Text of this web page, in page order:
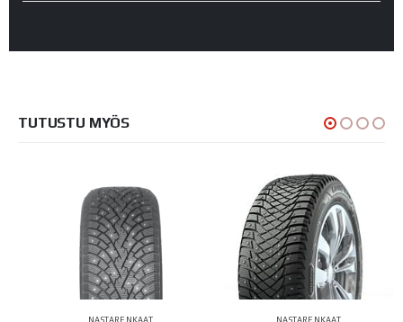
TUTUSTU MYÖS
NASTARENKAAT NASTARENKAAT